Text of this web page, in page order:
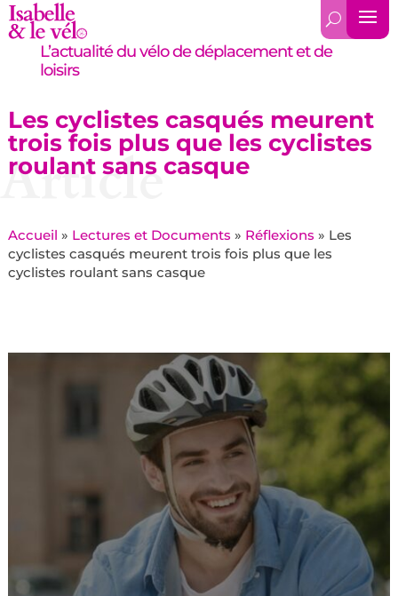
L’actualité du vélo de déplacement et de
loisirs
Les cyclistes casqués meurent
trois fois plus que les cyclistes
roulant sans casque
Article
Accueil » Lectures et Documents » Réflexions » Les
cyclistes casqués meurent trois fois plus que les
cyclistes roulant sans casque